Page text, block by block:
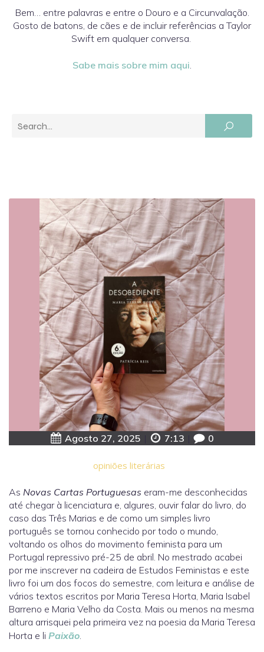
Bem… entre palavras e entre o Douro e a Circunvalação.
Gosto de batons, de cães e de incluir referências a Taylor
Swift em qualquer conversa.
Sabe mais sobre mim aqui.
Agosto 27, 2025 7:13 0
opiniões literárias
As Novas Cartas Portuguesas eram-me desconhecidas
até chegar à licenciatura e, algures, ouvir falar do livro, do
caso das Três Marias e de como um simples livro
português se tornou conhecido por todo o mundo,
voltando os olhos do movimento feminista para um
Portugal repressivo pré-25 de abril. No mestrado acabei
por me inscrever na cadeira de Estudos Feministas e este
livro foi um dos focos do semestre, com leitura e análise de
vários textos escritos por Maria Teresa Horta, Maria Isabel
Barreno e Maria Velho da Costa. Mais ou menos na mesma
altura arrisquei pela primeira vez na poesia da Maria Teresa
Horta e li Paixão.